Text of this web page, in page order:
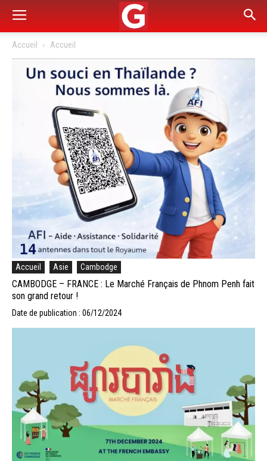
Accueil Accueil
Accueil Asie Cambodge
CAMBODGE – FRANCE : Le Marché Français de Phnom Penh fait
son grand retour !
Date de publication : 06/12/2024